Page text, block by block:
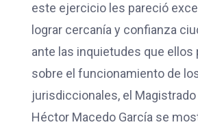
este ejercicio les pareció
lograr cercanía y confianza
ante las inquietudes que ellos
sobre el funcionamiento de
jurisdiccionales, el
Héctor Macedo García se